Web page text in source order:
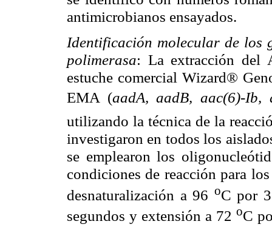
antimicrobianos ensayados.
Identificación molecular de los
polimerasa: La extracción del
estuche comercial Wizard®
EMA (aadA, aadB, aac(6)-Ib,
utilizando la técnica de la
investigaron en todos los
se emplearon los
condiciones de reacción para
desnaturalización a 96 oC por
segundos y extensión a 72 oC